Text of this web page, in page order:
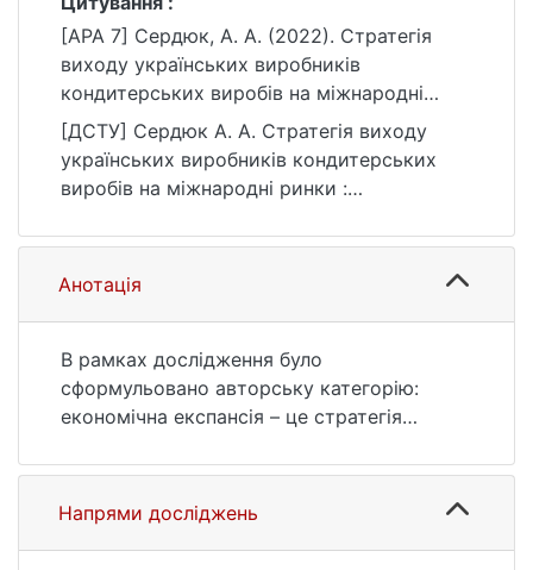
[APA 7] Сердюк, А. А. (2022). Стратегія
виходу українських виробників
кондитерських виробів на міжнародні
ринки [Магістерська робота, Київський
національний університет імені Тараса
Шевченка]. eKNUTSHIR.
https://ir.library.knu.ua/handle/123456789/18
26
[ДСТУ] Сердюк А. А. Стратегія виходу
українських виробників кондитерських
виробів на міжнародні ринки :
Соціальні та поведінкові науки. Київ, 2022.
84 с. URL:
https://ir.library.knu.ua/handle/123456789/18
Анотація
В рамках дослідження було
сформульовано авторську категорію:
економічна експансія – це стратегія
характеризується стрімким охопленням
значної частки ринку шляхом пошуку
нових ринків збуту, сфер впливу, та
Напрями досліджень